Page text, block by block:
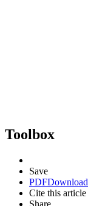
Toolbox
Save
PDFDownload
Cite this article
Share